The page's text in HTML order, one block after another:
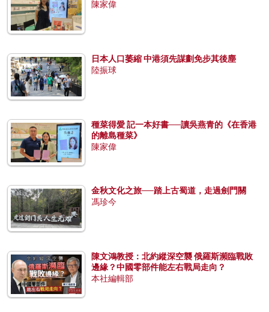
陳家偉
日本人口萎縮 中港須先謀劃免步其後塵
陸振球
種菜得愛 記一本好書──讀吳燕青的《在香港
的離島種菜》
陳家偉
金秋文化之旅──踏上古蜀道，走過劍門關
馮珍今
陳文鴻教授：北約縱深空襲 俄羅斯瀕臨戰敗
邊緣？中國零部件能左右戰局走向？
本社編輯部